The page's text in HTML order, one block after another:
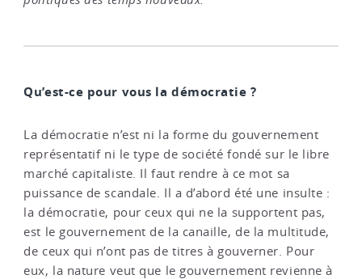
Qu’est-ce pour vous la démocratie ?
La démocratie n’est ni la forme du gouvernement
représentatif ni le type de société fondé sur le libre
marché capitaliste. Il faut rendre à ce mot sa
puissance de scandale. Il a d’abord été une insulte :
la démocratie, pour ceux qui ne la supportent pas,
est le gouvernement de la canaille, de la multitude,
de ceux qui n’ont pas de titres à gouverner. Pour
eux, la nature veut que le gouvernement revienne à